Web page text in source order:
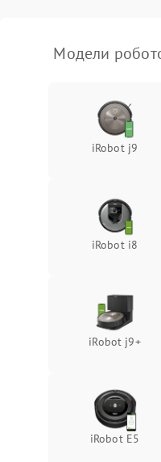
Модели
iRobot j9
iRobot i8
iRobot j9+
iRobot E5